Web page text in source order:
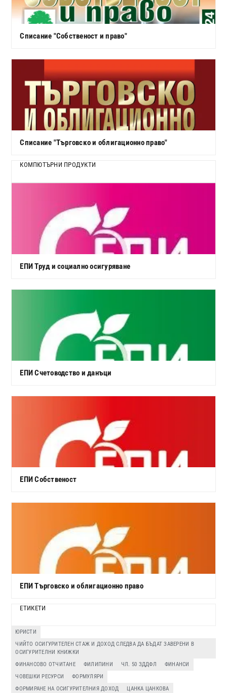
Списание "Собственост и право"
Списание "Търговско и облигационно право"
КОМПЮТЪРНИ ПРОДУКТИ
ЕПИ Труд и социално осигуряване
ЕПИ Счетоводство и данъци
ЕПИ Собственост
ЕПИ Търговско и облигационно право
ЕТИКЕТИ
ЮРИСТИ
ЧИЙТО ОСИГУРИТЕЛЕН СТАЖ И ДОХОД СЛЕДВА ДА БЪДАТ ЗАВЕРЕНИ В
ОСИГУРИТЕЛНИ КНИЖКИ
ФИНАНСОВО ОТЧИТАНЕ
ФИЛИПИНИ ЧЛ. 50 ЗДДФЛ
ФИНАНСИ
ЧОВЕШКИ РЕСУРСИ
ФОРМУЛЯРИ
ФОРМИРАНЕ НА ОСИГУРИТЕЛНИЯ ДОХОД
ЦАНКА ЦАНКОВА